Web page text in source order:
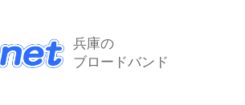
兵庫の
ブロードバンド